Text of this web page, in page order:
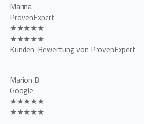
Marina
ProvenExpert
★★★★★
★★★★★
Kunden-Bewertung von ProvenExpert
Marion B.
Google
★★★★★
★★★★★